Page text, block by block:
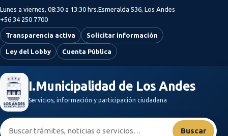
Saltar al contenido principal
Lunes a viernes, 08:30 a 13:30 hrs.Esmeralda 536, Los Andes
+56 34 250 7700
Transparencia activa Solicitar información
Ley del Lobby Cuenta Pública
I.Municipalidad de Los Andes
Servicios, información y participación ciudadana
Buscar:
Buscar